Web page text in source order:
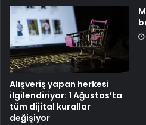
Alışveriş yapan herkesi
ilgilendiriyor: 1 Ağustos’ta
tüm dijital kurallar
değişiyor